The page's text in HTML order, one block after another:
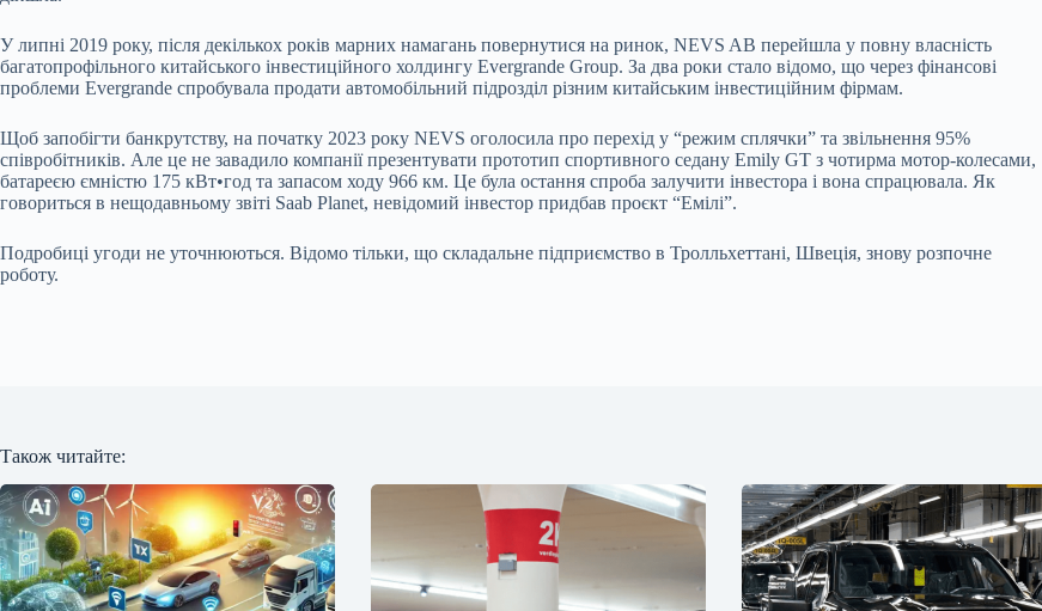
У липні 2019 року, після декількох років марних намагань повернутися на ринок, NEVS AB перейшла у повну власність
багатопрофільного китайського інвестиційного холдингу Evergrande Group. За два роки стало відомо, що через фінансові
проблеми Evergrande спробувала продати автомобільний підрозділ різним китайським інвестиційним фірмам.
Щоб запобігти банкрутству, на початку 2023 року NEVS оголосила про перехід у “режим сплячки” та звільнення 95%
співробітників. Але це не завадило компанії презентувати прототип спортивного седану Emily GT з чотирма мотор-колесами,
батареєю ємністю 175 кВт•год та запасом ходу 966 км. Це була остання спроба залучити інвестора і вона спрацювала. Як
говориться в нещодавньому звіті Saab Planet, невідомий інвестор придбав проєкт “Емілі”.
Подробиці угоди не уточнюються. Відомо тільки, що складальне підприємство в Тролльхеттані, Швеція, знову розпочне
роботу.
Також читайте: